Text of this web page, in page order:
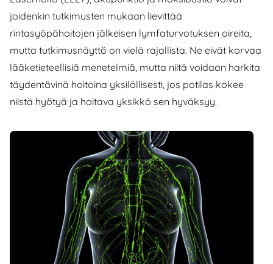
joidenkin tutkimusten mukaan lievittää
rintasyöpähoitojen jälkeisen lymfaturvotuksen oireita,
mutta tutkimusnäyttö on vielä rajallista. Ne eivät korvaa
lääketieteellisiä menetelmiä, mutta niitä voidaan harkita
täydentävinä hoitoina yksilöllisesti, jos potilas kokee
niistä hyötyä ja hoitava yksikkö sen hyväksyy.